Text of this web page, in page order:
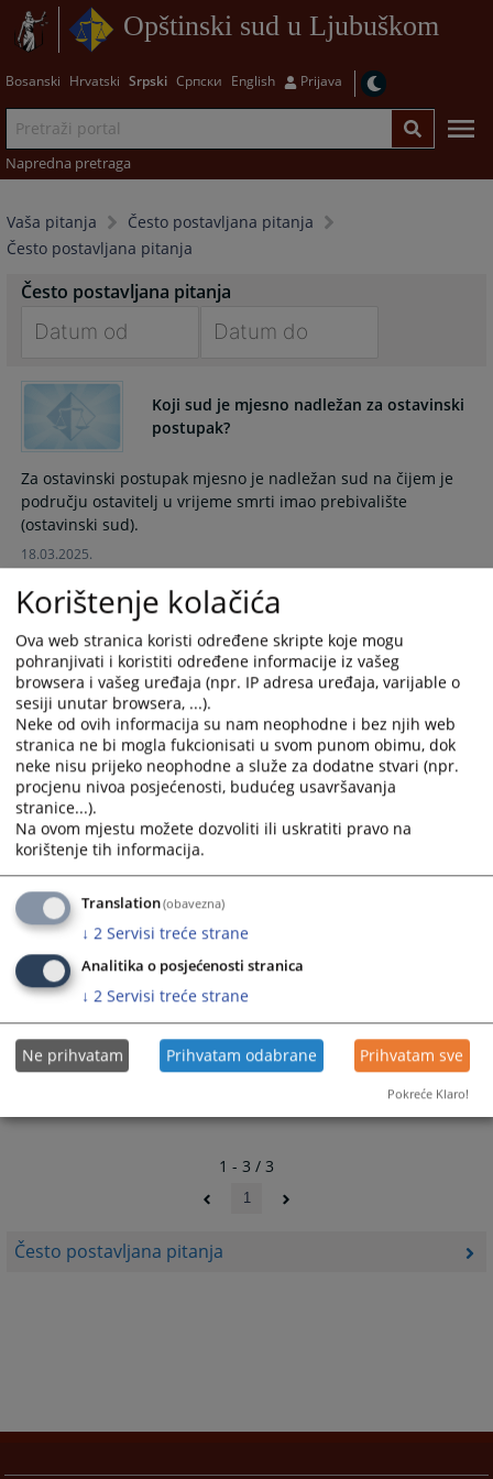
Opštinski sud u Ljubuškom
Bosanski Hrvatski Srpski Српски English Prijava
Napredna pretraga
Vaša pitanja
Često postavljana pitanja
Često postavljana pitanja
Često postavljana pitanja
Često postavljana pitanja
forward
interact
the
calendar
and
select
a
date.
Press
the
question
mark
key
to
get
the
keyboard
shortcuts
for
changing
dates.
forward
to
the
calendar
select
a
date.
Press
the
question
mark
key
to
get
keyboard
shortcuts
for
changing
dates.
Koji sud je mjesno nadležan za ostavinski
postupak?
Za ostavinski postupak mjesno je nadležan sud na čijem je
području ostavitelj u vrijeme smrti imao prebivalište
18.03.2025.
Kako doći do zemljišno-knjižnog izvatka?
Svaka zainteresirana osoba može dobiti izvadak iz Zemljišne
knjige uz plaćanje sudske pristojbe u iznosu od 10,00 KM za
ovjerni prijepis ili službeni izvadak a 5,00 KM za neovjereni
prijepis ili izvadak.
Kako sačiniti sudsku oporuku?
Da biste omogućili da Sud brzo i pravilno sastavi sudsku
oporuku za Vas, potrebno je da prije dolaska u Sud
ponesete:
-vašu osobnu iskaznicu ili putnu ispravu
-zahtjev za sastavljanje sudske oporuke.
1 - 3 / 3
1
Korištenje kolačića
Ova web stranica koristi određene skripte koje mogu
pohranjivati i koristiti određene informacije iz vašeg
browsera i vašeg uređaja (npr. IP adresa uređaja, varijable o
sesiji unutar browsera, ...).
Neke od ovih informacija su nam neophodne i bez njih web
stranica ne bi mogla fukcionisati u svom punom obimu, dok
neke nisu prijeko neophodne a služe za dodatne stvari (npr.
procjenu nivoa posjećenosti, budućeg usavršavanja
stranice...).
Na ovom mjestu možete dozvoliti ili uskratiti pravo na
korištenje tih informacija.
Translation(obavezna)
↓ 2 Servisi treće strane
Analitika o posjećenosti stranica
↓ 2 Servisi treće strane
Ne prihvatam Prihvatam odabrane Prihvatam sve
Pokreće Klaro!